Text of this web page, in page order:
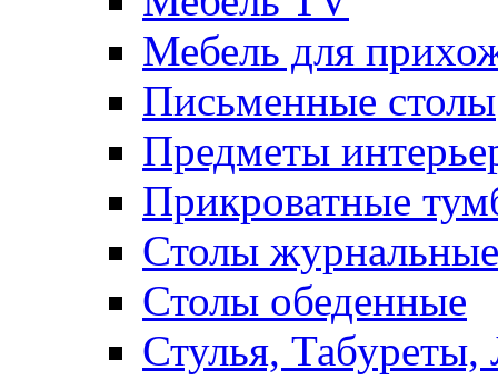
Мебель для
Письменные столы
Предметы
Прикроватные
Столы журнальные
Столы обеденные
Стулья, Табуреты,